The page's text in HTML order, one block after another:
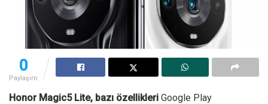
0
Paylaşım
Honor Magic5 Lite, bazı özellikleri Google Play